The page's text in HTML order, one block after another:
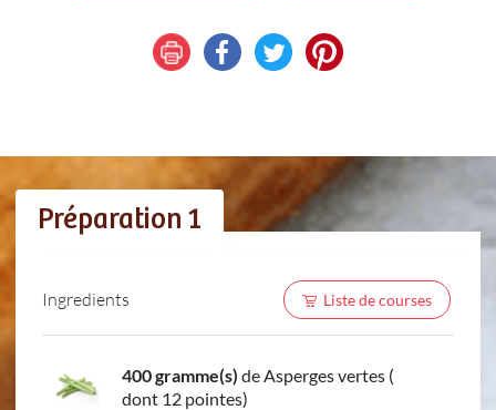
Préparation 1
Ingredients Liste de courses
400 gramme(s) de Asperges vertes (
dont 12 pointes)